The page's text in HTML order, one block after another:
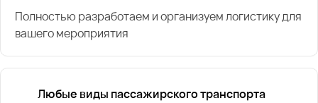
Полностью разработаем и организуем логистику для
вашего мероприятия
Любые виды пассажирского транспорта